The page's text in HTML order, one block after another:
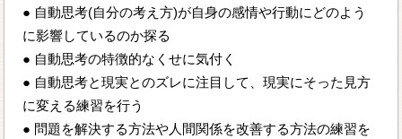
● 自動思考(自分の考え方)が自身の感情や行動にどのよう
に影響しているのか探る
● 自動思考の特徴的なくせに気付く
● 自動思考と現実とのズレに注目して、現実にそった見方
に変える練習を行う
● 問題を解決する方法や人間関係を改善する方法の練習を